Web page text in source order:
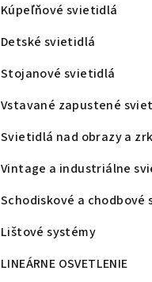
Kúpeľňové svietidlá
Detské svietidlá
Stojanové svietidlá
Vstavané zapustené
Svietidlá nad obrazy a
Vintage a industriálne
Schodiskové a chodbové
Lištové systémy
LINEÁRNE OSVETLENIE